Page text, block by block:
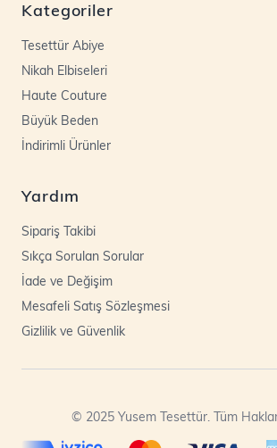
Kategoriler
Tesettür Abiye
Nikah Elbiseleri
Haute Couture
Büyük Beden
İndirimli Ürünler
Yardım
Sipariş Takibi
Sıkça Sorulan Sorular
İade ve Değişim
Mesafeli Satış Sözleşmesi
Gizlilik ve Güvenlik
© 2025 Yusem Tesettür. Tüm